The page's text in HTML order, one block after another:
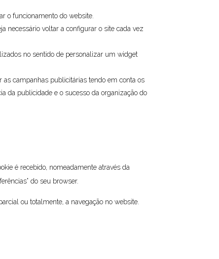
o funcionamento do website.
necessário voltar a configurar o site cada vez
no sentido de personalizar um widget
campanhas publicitárias tendo em conta os
da publicidade e o sucesso da organização do
é recebido, nomeadamente através da
do seu browser.
ou totalmente, a navegação no website.